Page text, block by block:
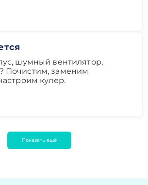
шумный вентилятор,
Почистим, заменим
кулер.
Показать ещё